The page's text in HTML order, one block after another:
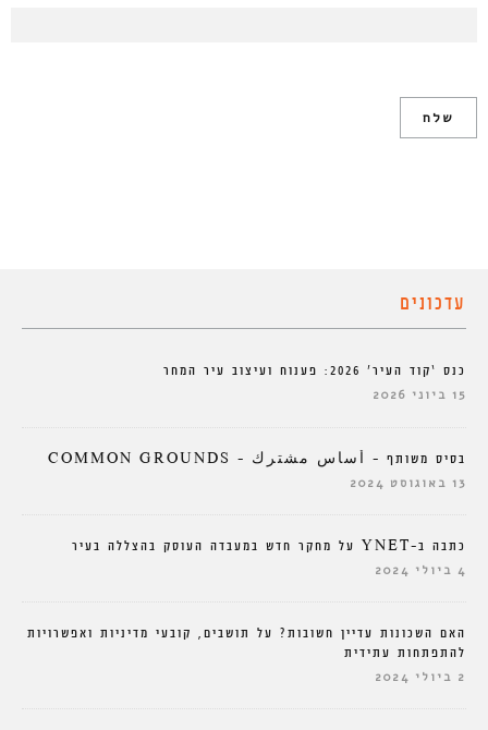
עדכונים
כנס ‘קוד העיר’ 2026: פענוח ועיצוב עיר המחר
15 ביוני 2026
בסיס משותף – أساس مشترك – COMMON GROUNDS
13 באוגוסט 2024
כתבה ב-YNET על מחקר חדש במעבדה העוסק בהצללה בעיר
4 ביולי 2024
האם השכונות עדיין חשובות? על תושבים, קובעי מדיניות ואפשרויות
להתפתחות עתידית
2 ביולי 2024